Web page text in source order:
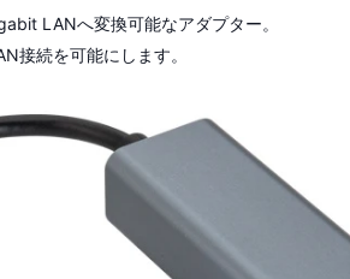
LANへ変換可能なアダプター。
接続を可能にします。